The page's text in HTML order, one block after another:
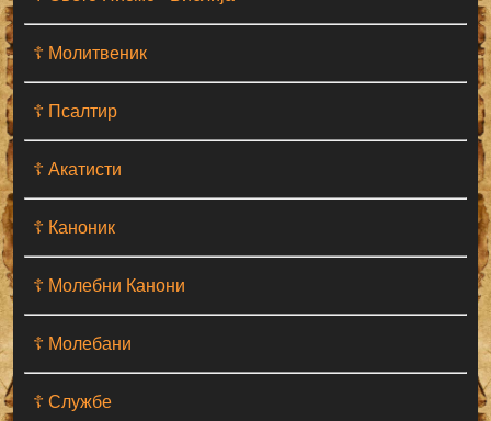
☦ Молитвеник
☦ Псалтир
☦ Акатисти
☦ Каноник
☦ Молебни Канони
☦ Молебани
☦ Службе